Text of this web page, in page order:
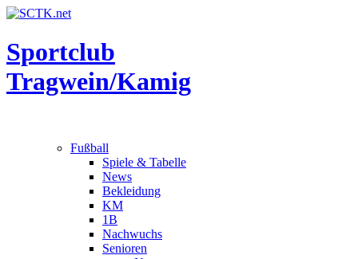
Sportclub
Tragwein/Kamig
Fußball
Spiele & Tabelle
News
Bekleidung
KM
1B
Nachwuchs
Senioren